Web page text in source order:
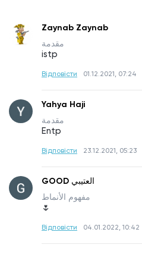
Zaynab Zaynab
مقدمة
istp
Відповісти 01.12.2021, 07:24
Yahya Haji
مقدمة
Entp
Відповісти 23.12.2021, 05:23
GOOD العتيبي
مفهوم الأنماط
🌷
Відповісти 04.01.2022, 10:42